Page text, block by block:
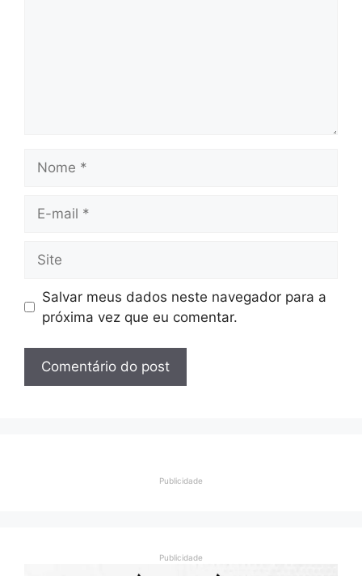
mail
Salvar meus dados neste navegador para a
próxima vez que eu comentar.
Publicidade
Publicidade